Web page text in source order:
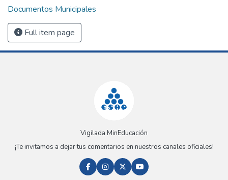
Documentos Municipales
Full item page
Vigilada MinEducación
¡Te invitamos a dejar tus comentarios en nuestros canales oficiales!